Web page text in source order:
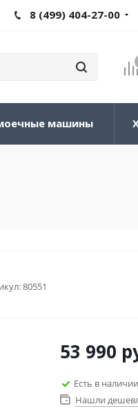
8 (499) 404-27-00
машины
80551
53 990
Есть в наличии
Нашли